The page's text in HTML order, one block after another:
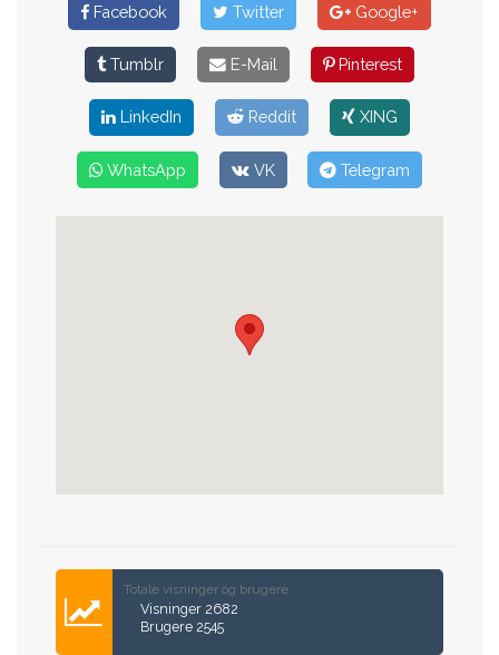
Facebook Twitter Google+
Tumblr E-Mail Pinterest
LinkedIn Reddit XING
WhatsApp VK Telegram
Totale visninger og brugere
Visninger 2682
Brugere 2545